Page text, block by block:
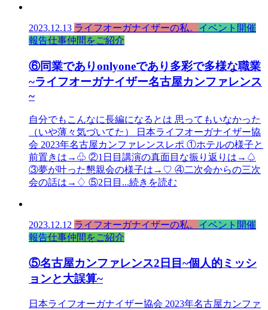
2023.12.13 ライフオーガナイザーの私。 イベント開催
報告仕事仲間をご紹介
⑥同業でありonlyoneであり多彩で多様な職業
~ライフオーガナイザー名古屋カンファレンス
~
自分でもこんなに長編になるとは 思ってもいなかった
（いや薄々気づいてた） 日本ライフオーガナイザー協
会 2023年名古屋カンファレンスレポ ①ホテルの様子と
前置きは→♧ ②1日目講演の真面目な振り返りは→♤
③夢が叶った懇親会の様子は→♡ ④二次会からの三次
会の話は→♢ ⑤2日目 ...続きを読む
2023.12.12 ライフオーガナイザーの私。 イベント開催
報告仕事仲間をご紹介
⑤名古屋カンファレンス2日目~個人的ミッシ
ョンと大誤算~
日本ライフオーガナイザー協会 2023年名古屋カンファ